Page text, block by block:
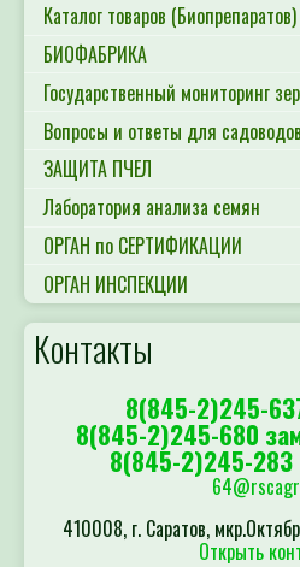
Каталог товаров (Биопрепаратов)
БИОФАБРИКА
Государственный мониторинг
Вопросы и ответы для
ЗАЩИТА ПЧЕЛ
Лаборатория анализа семян
ОРГАН по СЕРТИФИКАЦИИ
ОРГАН ИНСПЕКЦИИ
Контакты
8(845-2)245-
8(845-2)245-680
8(845-2)245-283
410008, г. Саратов,
Открыть